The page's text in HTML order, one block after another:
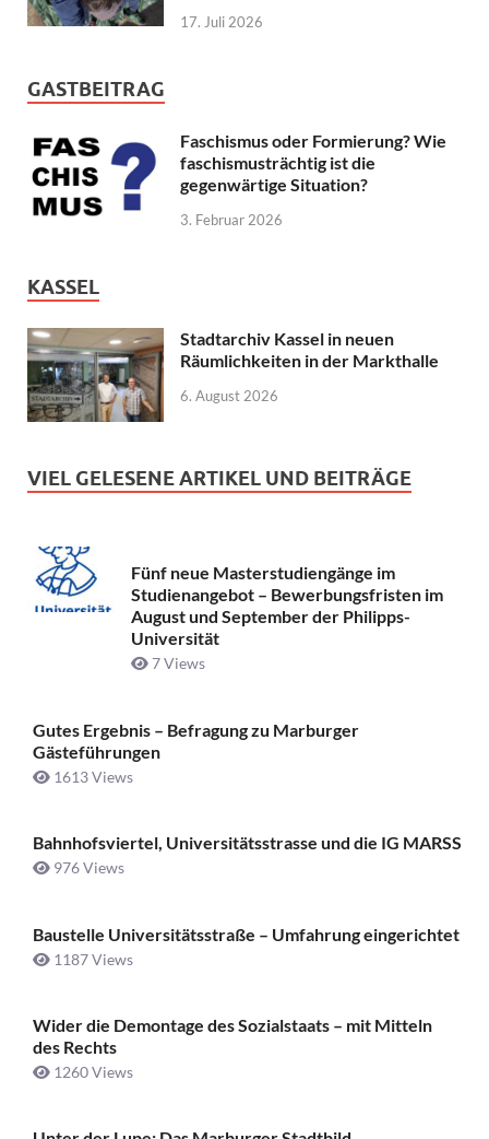
17. Juli 2026
GASTBEITRAG
Faschismus oder Formierung? Wie
faschismusträchtig ist die
gegenwärtige Situation?
3. Februar 2026
KASSEL
Stadtarchiv Kassel in neuen
Räumlichkeiten in der Markthalle
6. August 2026
VIEL GELESENE ARTIKEL UND BEITRÄGE
Fünf neue Masterstudiengänge im
Studienangebot – Bewerbungsfristen im
August und September der Philipps-
Universität
7 Views
Gutes Ergebnis – Befragung zu Marburger
Gästeführungen
1613 Views
Bahnhofsviertel, Universitätsstrasse und die IG MARSS
976 Views
Baustelle Universitätsstraße ­– Umfahrung eingerichtet
1187 Views
Wider die Demontage des Sozialstaats – mit Mitteln
des Rechts
1260 Views